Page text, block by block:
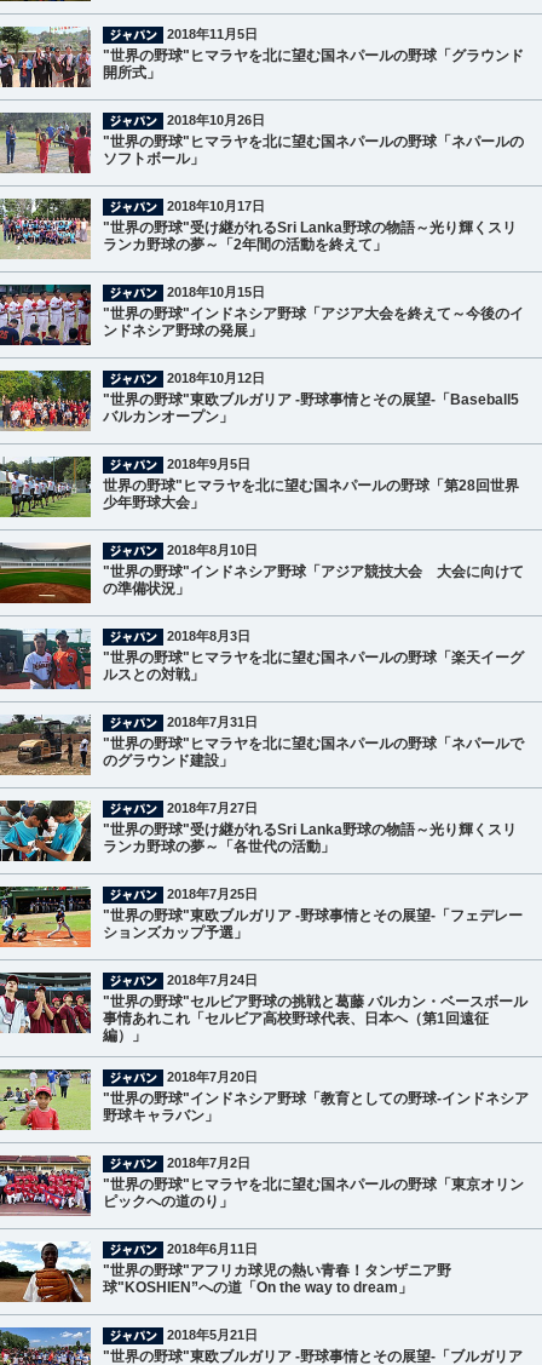
2018年11月5日
"世界の野球"ヒマラヤを北に望む国ネパールの野球「グラウンド
開所式」
2018年10月26日
"世界の野球"ヒマラヤを北に望む国ネパールの野球「ネパールの
ソフトボール」
2018年10月17日
"世界の野球"受け継がれるSri Lanka野球の物語～光り輝くスリ
ランカ野球の夢～「2年間の活動を終えて」
2018年10月15日
"世界の野球"インドネシア野球「アジア大会を終えて～今後のイ
ンドネシア野球の発展」
2018年10月12日
"世界の野球"東欧ブルガリア -野球事情とその展望-「Baseball5
バルカンオープン」
2018年9月5日
世界の野球"ヒマラヤを北に望む国ネパールの野球「第28回世界
少年野球大会」
2018年8月10日
"世界の野球"インドネシア野球「アジア競技大会 大会に向けて
の準備状況」
2018年8月3日
"世界の野球"ヒマラヤを北に望む国ネパールの野球「楽天イーグ
ルスとの対戦」
2018年7月31日
"世界の野球"ヒマラヤを北に望む国ネパールの野球「ネパールで
のグラウンド建設」
2018年7月27日
"世界の野球"受け継がれるSri Lanka野球の物語～光り輝くスリ
ランカ野球の夢～「各世代の活動」
2018年7月25日
"世界の野球"東欧ブルガリア -野球事情とその展望-「フェデレー
ションズカップ予選」
2018年7月24日
"世界の野球"セルビア野球の挑戦と葛藤 バルカン・ベースボール
事情あれこれ「セルビア高校野球代表、日本へ（第1回遠征
編）」
2018年7月20日
"世界の野球"インドネシア野球「教育としての野球-インドネシア
野球キャラバン」
2018年7月2日
"世界の野球"ヒマラヤを北に望む国ネパールの野球「東京オリン
ピックへの道のり」
2018年6月11日
"世界の野球"アフリカ球児の熱い青春！タンザニア野
球"KOSHIEN”への道「On the way to dream」
2018年5月21日
"世界の野球"東欧ブルガリア -野球事情とその展望-「ブルガリア